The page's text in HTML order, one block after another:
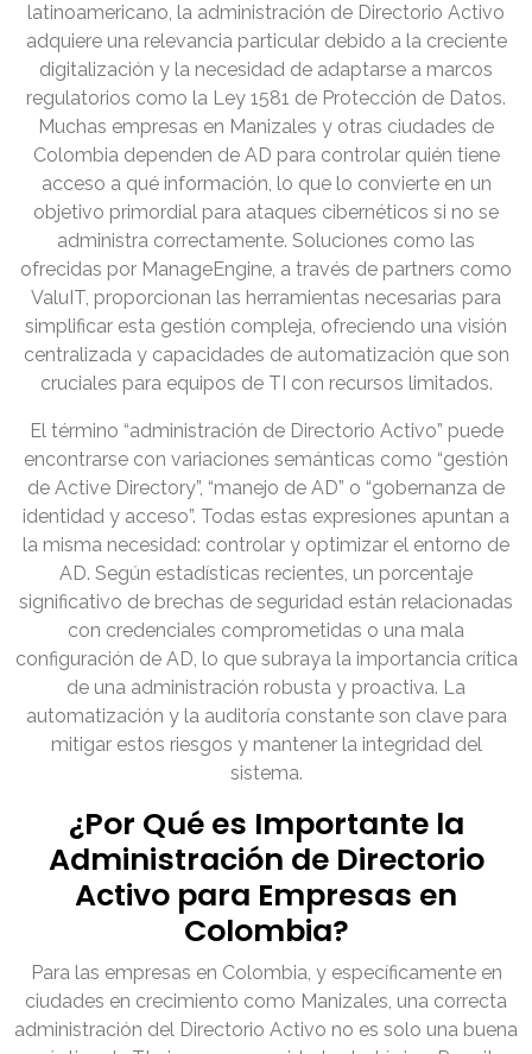
latinoamericano, la administración de Directorio Activo
adquiere una relevancia particular debido a la creciente
digitalización y la necesidad de adaptarse a marcos
regulatorios como la Ley 1581 de Protección de Datos.
Muchas empresas en Manizales y otras ciudades de
Colombia dependen de AD para controlar quién tiene
acceso a qué información, lo que lo convierte en un
objetivo primordial para ataques cibernéticos si no se
administra correctamente. Soluciones como las
ofrecidas por ManageEngine, a través de partners como
ValuIT, proporcionan las herramientas necesarias para
simplificar esta gestión compleja, ofreciendo una visión
centralizada y capacidades de automatización que son
cruciales para equipos de TI con recursos limitados.
El término “administración de Directorio Activo” puede
encontrarse con variaciones semánticas como “gestión
de Active Directory”, “manejo de AD” o “gobernanza de
identidad y acceso”. Todas estas expresiones apuntan a
la misma necesidad: controlar y optimizar el entorno de
AD. Según estadísticas recientes, un porcentaje
significativo de brechas de seguridad están relacionadas
con credenciales comprometidas o una mala
configuración de AD, lo que subraya la importancia crítica
de una administración robusta y proactiva. La
automatización y la auditoría constante son clave para
mitigar estos riesgos y mantener la integridad del
sistema.
¿Por Qué es Importante la
Administración de Directorio
Activo para Empresas en
Colombia?
Para las empresas en Colombia, y específicamente en
ciudades en crecimiento como Manizales, una correcta
administración del Directorio Activo no es solo una buena